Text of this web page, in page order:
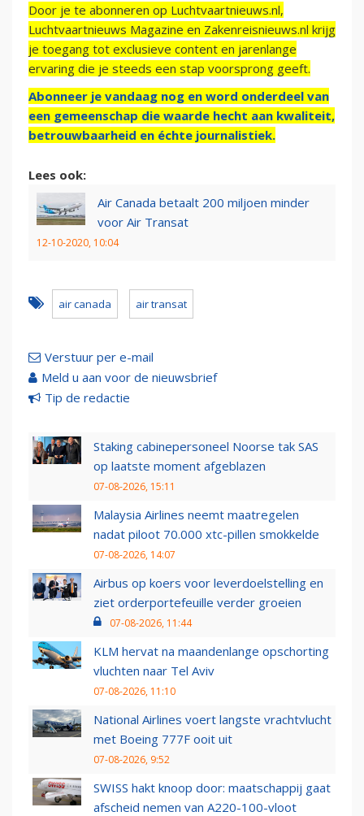
Door je te abonneren op Luchtvaartnieuws.nl,
Luchtvaartnieuws Magazine en Zakenreisnieuws.nl krijg
je toegang tot exclusieve content en jarenlange
ervaring die je steeds een stap voorsprong geeft.
Abonneer je vandaag nog en word onderdeel van
een gemeenschap die waarde hecht aan kwaliteit,
betrouwbaarheid en échte journalistiek.
Lees ook:
Air Canada betaalt 200 miljoen minder
voor Air Transat
12-10-2020, 10:04
air canada air transat
Verstuur per e-mail
Meld u aan voor de nieuwsbrief
Tip de redactie
Staking cabinepersoneel Noorse tak SAS
op laatste moment afgeblazen
07-08-2026, 15:11
Malaysia Airlines neemt maatregelen
nadat piloot 70.000 xtc-pillen smokkelde
07-08-2026, 14:07
Airbus op koers voor leverdoelstelling en
ziet orderportefeuille verder groeien
07-08-2026, 11:44
KLM hervat na maandenlange opschorting
vluchten naar Tel Aviv
07-08-2026, 11:10
National Airlines voert langste vrachtvlucht
met Boeing 777F ooit uit
07-08-2026, 9:52
SWISS hakt knoop door: maatschappij gaat
afscheid nemen van A220-100-vloot